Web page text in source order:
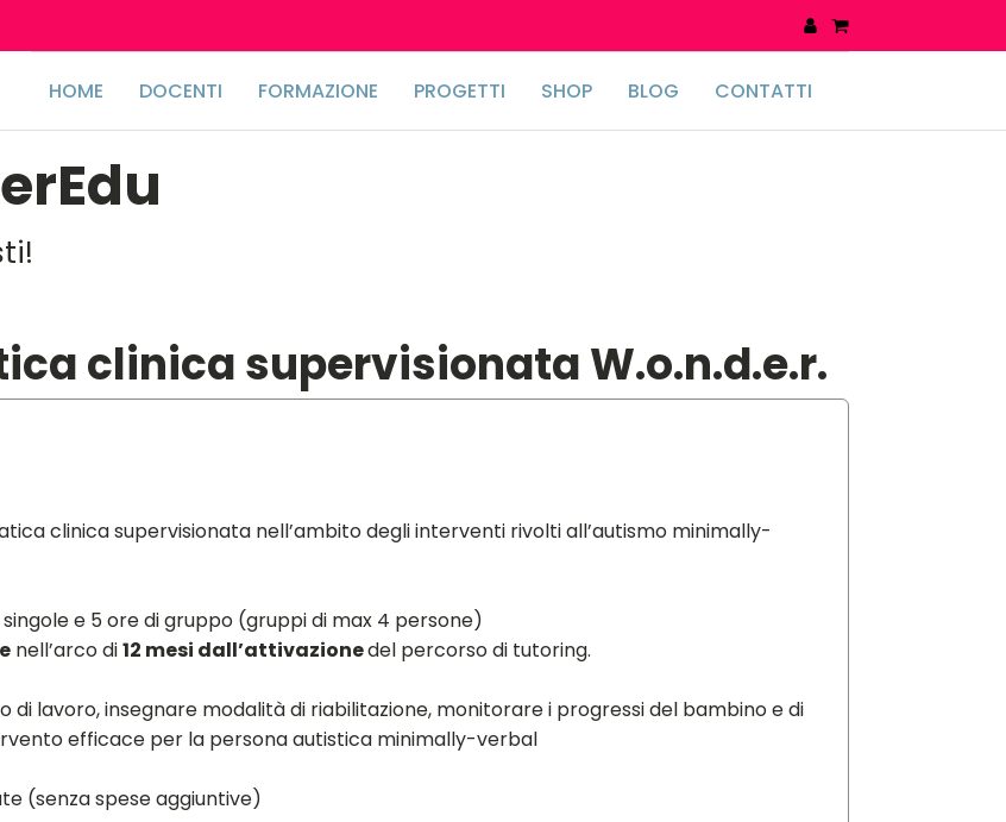
HOME DOCENTI FORMAZIONE PROGETTI SHOP BLOG CONTATTI
clinica supervisionata W.o.n.d.e.r.
clinica supervisionata nell’ambito degli interventi rivolti all’autismo minimally-
singole e 5 ore di gruppo (gruppi di max 4 persone)
nell’arco di12 mesi dall’attivazionedel percorso di tutoring.
di lavoro, insegnare modalità di riabilitazione, monitorare i progressi del bambino e di
efficace per la persona autistica minimally-verbal
(senza spese aggiuntive)